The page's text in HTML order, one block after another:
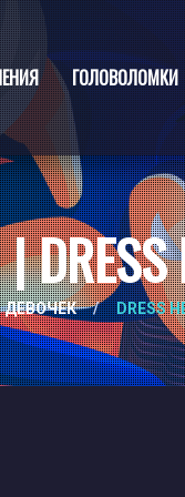
ГОЛОВОЛОМКИ
/ DRESS